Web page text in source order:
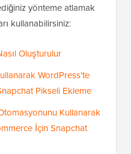
yönteme atlamak
kullanabilirsiniz:
Oluşturulur
WordPress'te
Pikseli Ekleme
Kullanarak
İçin Snapchat